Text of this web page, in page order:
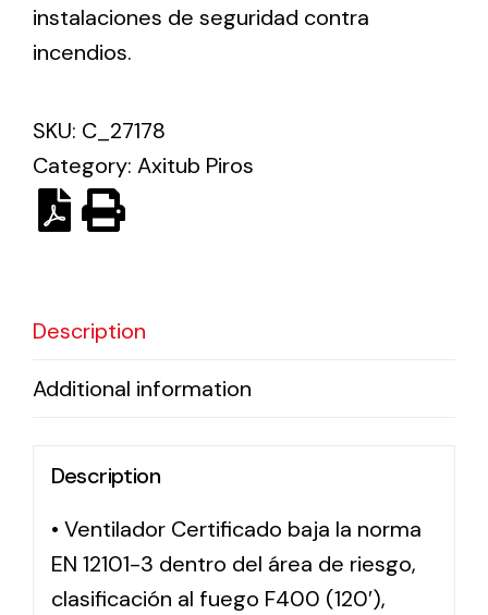
Solar lighting
Variety of solar solutions for all kinds of needs.
instalaciones de seguridad contra
incendios.
SKU: C_27178
Category: Axitub Piros
Description
Additional information
Description
• Ventilador Certificado baja la norma
EN 12101-3 dentro del área de riesgo,
clasificación al fuego F400 (120′),